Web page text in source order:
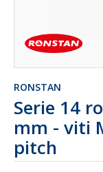
RONSTAN
Serie 14
mm - viti
pitch